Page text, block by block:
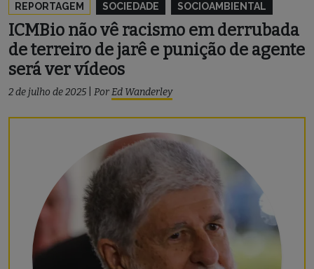
REPORTAGEM SOCIEDADE SOCIOAMBIENTAL
ICMBio não vê racismo em derrubada
de terreiro de jarê e punição de agente
será ver vídeos
2 de julho de 2025 PorEd Wanderley